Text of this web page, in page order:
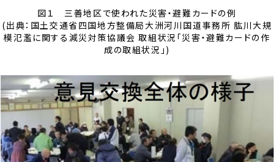
図１ 三善地区で使われた災害・避難カードの例
(出典：国土交通省四国地方整備局大洲河川国道事務所 肱川大規
模氾濫に関する減災対策協議会 取組状況「災害・避難カードの作
成の取組状況」)